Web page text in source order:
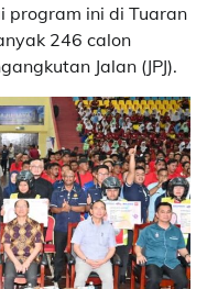
program ini di Tuaran
246 calon
Jalan (JPJ).